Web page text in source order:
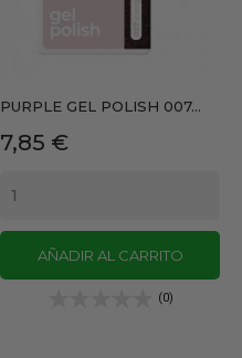
PURPLE GEL POLISH 007...
Precio
7,85 €
AÑADIR AL CARRITO
(0)